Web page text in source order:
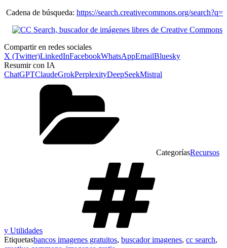
Cadena de búsqueda: https://search.creativecommons.org/search?q=
Compartir en redes sociales
X (Twitter)LinkedInFacebookWhatsAppEmailBluesky
Resumir con IA
ChatGPTClaudeGrokPerplexityDeepSeekMistral
CategoríasRecursos
y Utilidades
Etiquetasbancos imagenes gratuitos, buscador imagenes, cc search,